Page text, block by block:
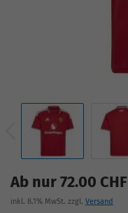
Ab nur 72.00 CHF
inkl. 8.1% MwSt. zzgl. Versand